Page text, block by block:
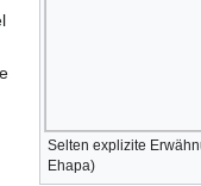
Selten explizite
Ehapa)